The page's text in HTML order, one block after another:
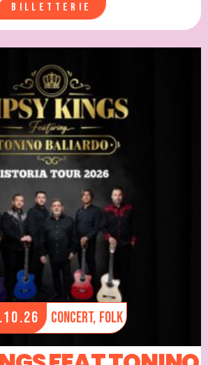
Billetterie
Concert, Folk